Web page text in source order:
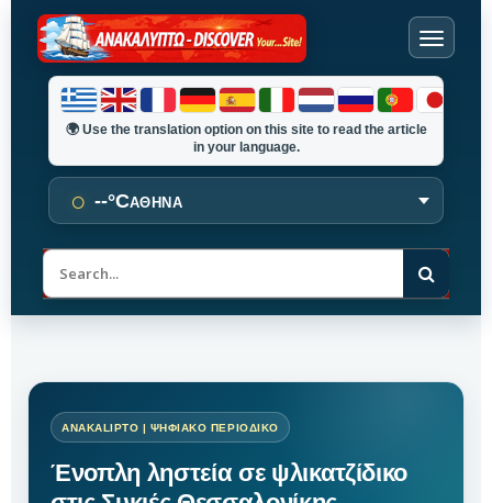
🌍Use the translation option on this site to read the article
in your language.
○ --°CΑΘΗΝΑ
Α
α
ζ
Ένοπλη ληστεία σε ψλικατζίδικο